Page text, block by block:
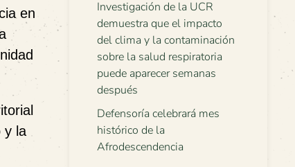
en
y la
Investigación de la UCR
demuestra que el impacto
del clima y la contaminación
sobre la salud respiratoria
puede aparecer semanas
después
Defensoría celebrará mes
histórico de la
Afrodescendencia